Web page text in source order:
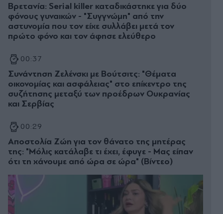
Βρετανία: Serial killer καταδικάστηκε για δύο
φόνους γυναικών - "Συγγνώμη" από την
αστυνομία που τον είχε συλλάβει μετά τον
πρώτο φόνο και τον άφησε ελεύθερο
00:37
Συνάντηση Ζελένσκι με Βούτσιτς: "Θέματα
οικονομίας και ασφάλειας" στο επίκεντρο της
συζήτησης μεταξύ των προέδρων Ουκρανίας
και Σερβίας
00:29
Αποστολία Ζώη για τον θάνατο της μητέρας
της: "Μόλις κατάλαβε τι έχει, έφυγε - Μας είπαν
ότι τη χάνουμε από ώρα σε ώρα" (Βίντεο)